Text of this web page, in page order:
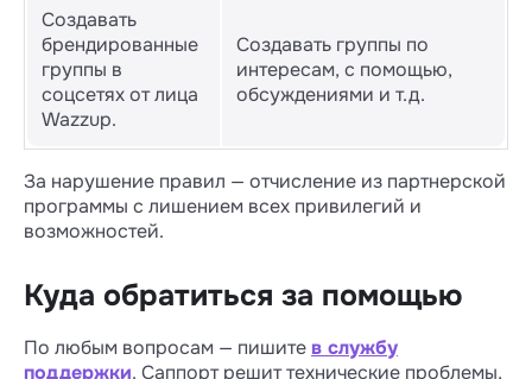
Создавать
брендированные
группы в
соцсетях от лица
Wazzup.
Создавать группы по
интересам, с помощью,
обсуждениями и т.д.
За нарушение правил — отчисление из партнерской
программы с лишением всех привилегий и
возможностей.
Куда обратиться за помощью
По любым вопросам — пишите в службу
поддержки. Саппорт решит технические проблемы,